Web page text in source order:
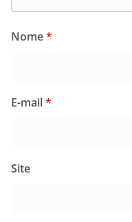
Nome*
E-mail*
Site